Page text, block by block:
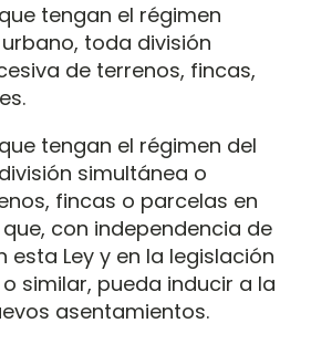
tengan el régimen
toda división
de terrenos, fincas,
tengan el régimen del
simultánea o
fincas o parcelas en
con independencia de
esta Ley y en la legislación
similar, pueda inducir a la
asentamientos.